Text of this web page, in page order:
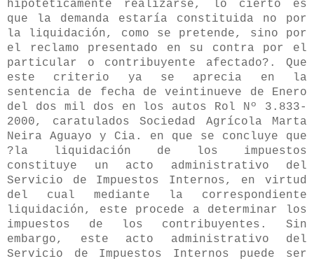
hipotéticamente realizarse, lo cierto es
que la demanda estaría constituida no por
la liquidación, como se pretende, sino por
el reclamo presentado en su contra por el
particular o contribuyente afectado?. Que
este criterio ya se aprecia en la
sentencia de fecha de veintinueve de Enero
del dos mil dos en los autos Rol Nº 3.833-
2000, caratulados Sociedad Agrícola Marta
Neira Aguayo y Cia. en que se concluye que
?la liquidación de los impuestos
constituye un acto administrativo del
Servicio de Impuestos Internos, en virtud
del cual mediante la correspondiente
liquidación, este procede a determinar los
impuestos de los contribuyentes. Sin
embargo, este acto administrativo del
Servicio de Impuestos Internos puede ser